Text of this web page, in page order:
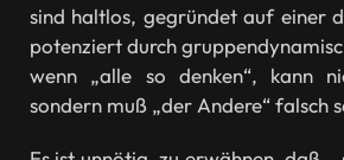
sind haltlos, gegründet auf einer
potenziert durch
wenn „alle so denken“, kann
sondern muß „der Andere“ falsch